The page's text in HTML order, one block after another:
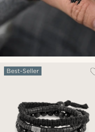
Best-Seller